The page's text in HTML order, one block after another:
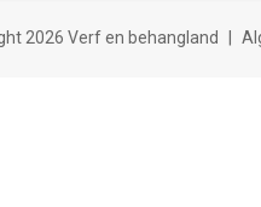
2026 Verf en behangland |